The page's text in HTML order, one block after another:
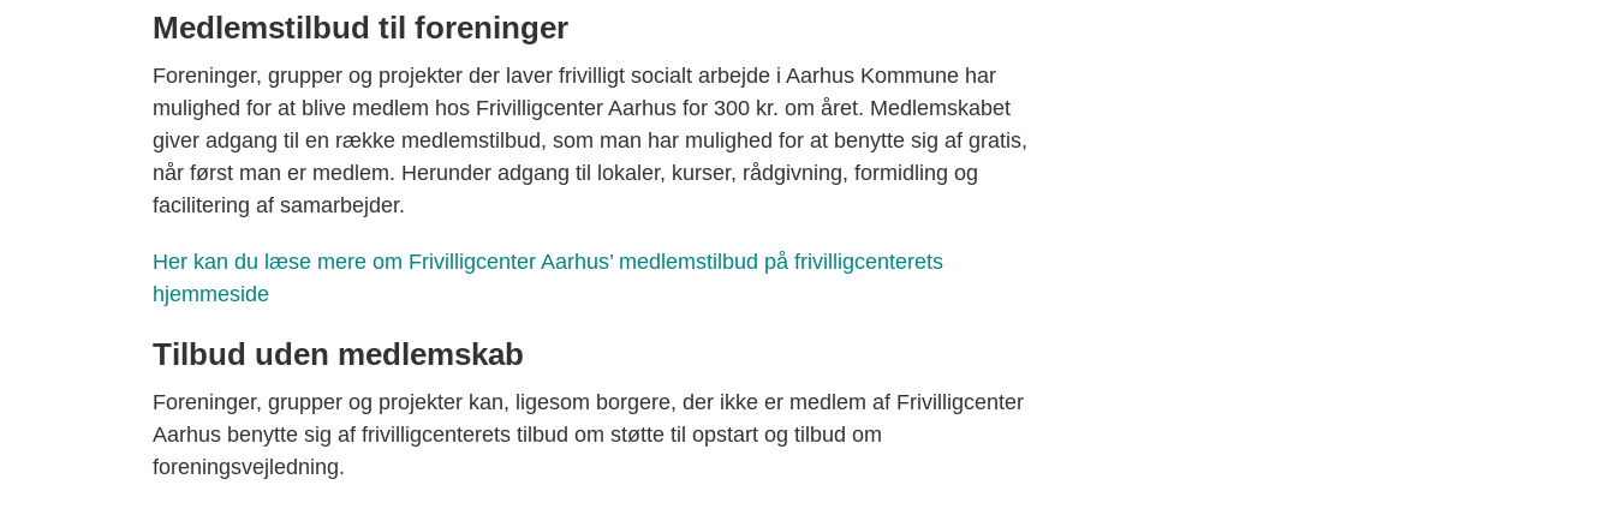
Medlemstilbud til foreninger
Foreninger, grupper og projekter der laver frivilligt socialt arbejde i Aarhus Kommune har
mulighed for at blive medlem hos Frivilligcenter Aarhus for 300 kr. om året. Medlemskabet
giver adgang til en række medlemstilbud, som man har mulighed for at benytte sig af gratis,
når først man er medlem. Herunder adgang til lokaler, kurser, rådgivning, formidling og
facilitering af samarbejder.
Her kan du læse mere om Frivilligcenter Aarhus’ medlemstilbud på frivilligcenterets
hjemmeside
Tilbud uden medlemskab
Foreninger, grupper og projekter kan, ligesom borgere, der ikke er medlem af Frivilligcenter
Aarhus benytte sig af frivilligcenterets tilbud om støtte til opstart og tilbud om
foreningsvejledning.